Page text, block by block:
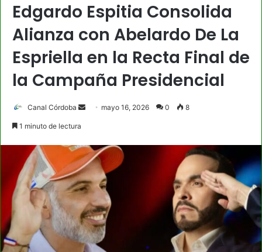
Edgardo Espitia Consolida
Alianza con Abelardo De La
Espriella en la Recta Final de
la Campaña Presidencial
Canal Córdoba
Send mayo 16, 2026 0 8
1 minuto de lectura